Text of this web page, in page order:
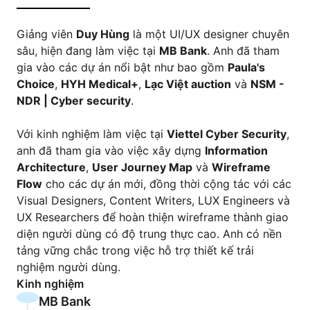
Giảng viên Duy Hùng là một UI/UX designer chuyên
sâu, hiện đang làm việc tại MB Bank. Anh đã tham
gia vào các dự án nổi bật như bao gồm Paula's
Choice, HYH Medical+, Lạc Việt auction và NSM -
NDR | Cyber security.
Với kinh nghiệm làm việc tại Viettel Cyber Security,
anh đã tham gia vào việc xây dựng Information
Architecture, User Journey Map và Wireframe
Flow cho các dự án mới, đồng thời cộng tác với các
Visual Designers, Content Writers, LUX Engineers và
UX Researchers để hoàn thiện wireframe thành giao
diện người dùng có độ trung thực cao. Anh có nền
tảng vững chắc trong việc hỗ trợ thiết kế trải
nghiệm người dùng.
Kinh nghiệm
MB Bank